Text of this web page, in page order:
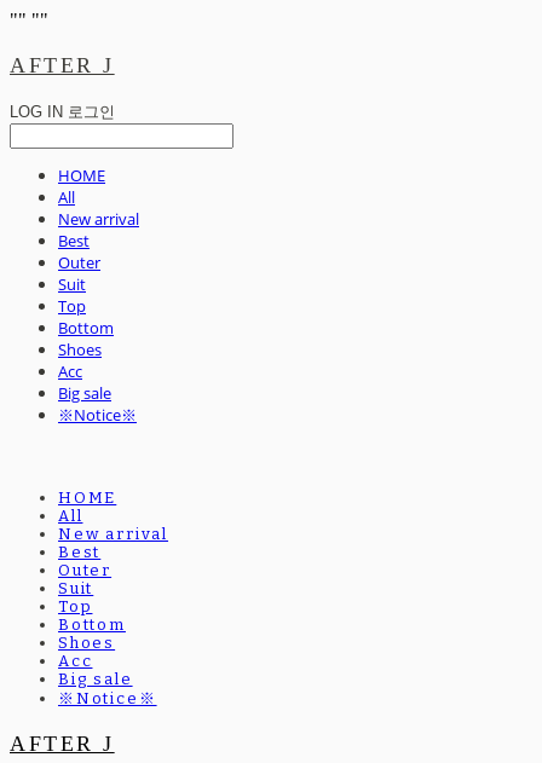
"" ""
AFTER J
LOG IN 로그인
HOME
All
New arrival
Best
Outer
Suit
Top
Bottom
Shoes
Acc
Big sale
※Notice※
HOME
All
New arrival
Best
Outer
Suit
Top
Bottom
Shoes
Acc
Big sale
※Notice※
AFTER J